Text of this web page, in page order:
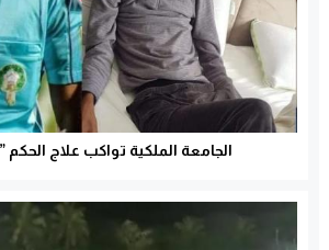
الجامعة الملكية تواكب علاج